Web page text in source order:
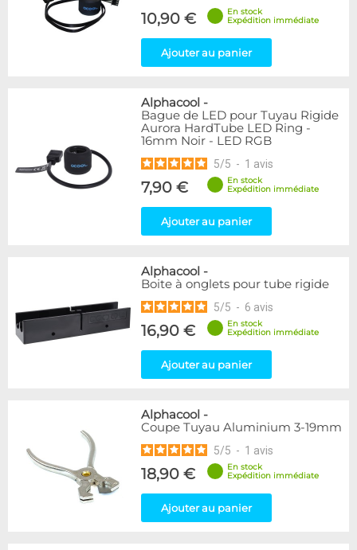
10,90 €
En stock
Expédition immédiate
Ajouter au panier
Alphacool -
Bague de LED pour Tuyau Rigide
Aurora HardTube LED Ring -
16mm Noir - LED RGB
5/5 - 1 avis
7,90 €
En stock
Expédition immédiate
Ajouter au panier
Alphacool -
Boite à onglets pour tube rigide
5/5 - 6 avis
16,90 €
En stock
Expédition immédiate
Ajouter au panier
Alphacool -
Coupe Tuyau Aluminium 3-19mm
5/5 - 1 avis
18,90 €
En stock
Expédition immédiate
Ajouter au panier